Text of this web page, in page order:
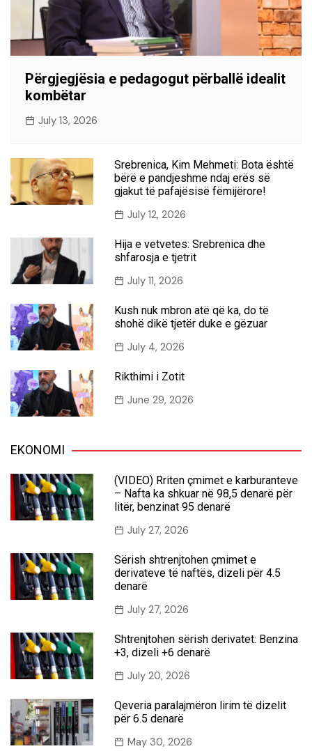
Përgjegjësia e pedagogut përballë idealit
kombëtar
July 13, 2026
Srebrenica, Kim Mehmeti: Bota është
bërë e pandjeshme ndaj erës së
gjakut të pafajësisë fëmijërore!
July 12, 2026
Hija e vetvetes: Srebrenica dhe
shfarosja e tjetrit
July 11, 2026
Kush nuk mbron atë që ka, do të
shohë dikë tjetër duke e gëzuar
July 4, 2026
Rikthimi i Zotit
June 29, 2026
EKONOMI
(VIDEO) Rriten çmimet e karburanteve
– Nafta ka shkuar në 98,5 denarë për
litër, benzinat 95 denarë
July 27, 2026
Sërish shtrenjtohen çmimet e
derivateve të naftës, dizeli për 4.5
denarë
July 27, 2026
Shtrenjtohen sërish derivatet: Benzina
+3, dizeli +6 denarë
July 20, 2026
Qeveria paralajmëron lirim të dizelit
për 6.5 denarë
May 30, 2026